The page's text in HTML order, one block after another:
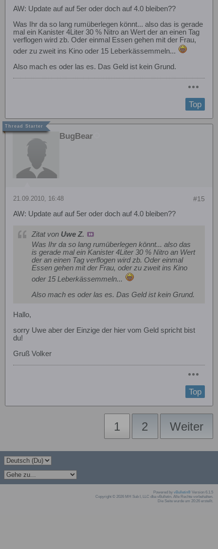
AW: Update auf auf 5er oder doch auf 4.0 bleiben??
Was Ihr da so lang rumüberlegen könnt... also das is gerade
mal ein Kanister 4Liter 30 % Nitro an Wert der an einen Tag
verflogen wird zb. Oder einmal Essen gehen mit der Frau,
oder zu zweit ins Kino oder 15 Leberkässemmeln...
Also mach es oder las es. Das Geld ist kein Grund.
Top
BugBear
#15
21.09.2010, 16:48
AW: Update auf auf 5er oder doch auf 4.0 bleiben??
Zitat von Uwe Z.
Was Ihr da so lang rumüberlegen könnt... also das
is gerade mal ein Kanister 4Liter 30 % Nitro an Wert
der an einen Tag verflogen wird zb. Oder einmal
Essen gehen mit der Frau, oder zu zweit ins Kino
oder 15 Leberkässemmeln...
Also mach es oder las es. Das Geld ist kein Grund.
Hallo,
sorry Uwe aber der Einzige der hier vom Geld spricht bist
du!
Gruß Volker
Top
1 2 Weiter
Powered by vBulletin® Version 6.1.5
Copyright © 2026 MH Sub I, LLC dba vBulletin. Alle Rechte vorbehalten.
Die Seite wurde um 20:26 erstellt.